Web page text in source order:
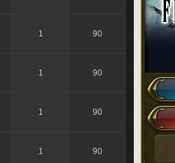
1 90
1 90
1 90
1 90